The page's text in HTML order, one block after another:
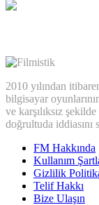
2010 yılından
bilgisayar
ve karşılıksız
doğrultuda iddiasını
FM Hakkında
Kullanım
Gizlilik
Telif Hakkı
Bize Ulaşın